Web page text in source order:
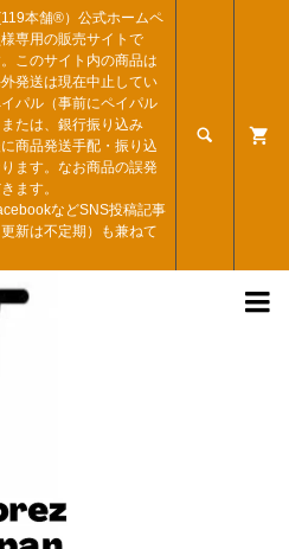
本舗®︎）公式ホームペ
専用の販売サイトで
このサイト内の商品は
発送は現在中止してい
パル（事前にペイパル
たは、銀行振り込み
商品発送手配・振り込
ます。なお商品の誤発
ます。
などSNS投稿記事
新は不定期）も兼ねて

